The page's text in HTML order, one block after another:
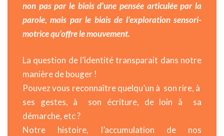
non pas par le biais d’une pensée articulée par la
parole, mais par le biais de l’exploration sensori-
motrice qu’offre le mouvement.
La question de l’identité transparait dans notre
manière de bouger !
Pouvez vous reconnaître quelqu’un à son rire, à
ses gestes, à son écriture, de loin à sa
démarche, etc ?
Notre histoire, l’accumulation de nos